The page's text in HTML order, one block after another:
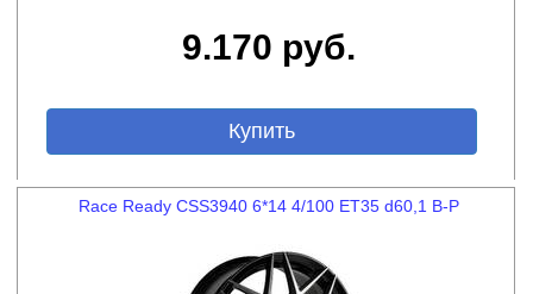
9.170 руб.
Купить
Race Ready CSS3940 6*14 4/100 ET35 d60,1 B-P